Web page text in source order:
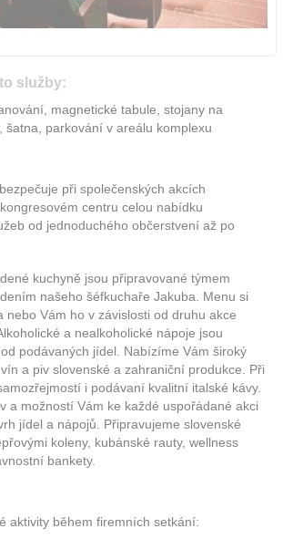
služby:
magnetické tabule, stojany na
šatna, parkování v areálu komplexu
při společenských akcích
centru celou nabídku
od jednoduchého občerstvení až po
kuchyně jsou připravované týmem
našeho šéfkuchaře Jakuba. Menu si
nebo Vám ho v závislosti od druhu akce
a nealkoholické nápoje jsou
podávaných jídel. Nabízíme Vám široký
a piv slovenské a zahraniční produkce. Při
i podávaní kvalitní italské kávy.
a možností Vám ke každé uspořádané akci
jídel a nápojů. Připravujeme slovenské
koleny, kubánské rauty, wellness
bankety.
aktivity během firemních setkání: